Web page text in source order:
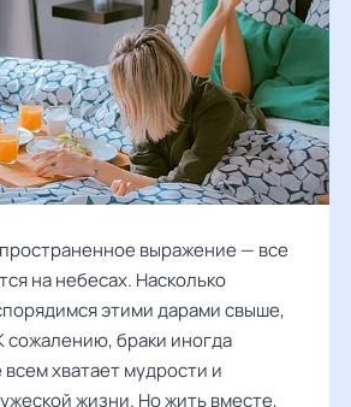
выражение — все
на небесах. Насколько
этими дарами свыше,
сожалению, браки иногда
хватает мудрости и
жизни. Но жить вместе,